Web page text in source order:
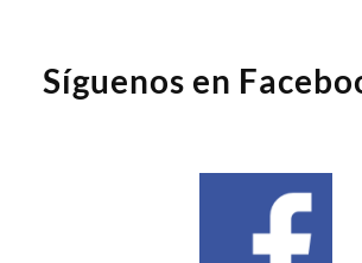
Síguenos en